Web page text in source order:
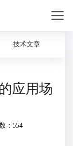
技术文章
应用场
：554